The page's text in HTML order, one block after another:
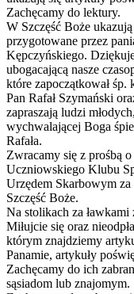
Zachęcamy do lektury.
W Szczęść Boże
przygotowane przez
Kępczyńskiego.
ubogacającą nasze
które zapoczątkował
Pan Rafał Szymański
zapraszają ludzi
wychwalającej Boga
Rafała.
Zwracamy się z prośbą
Uczniowskiego Klubu
Urzędem Skarbowym
Szczęść Boże.
Na stolikach za ławkami
Miłujcie się oraz
którym znajdziemy
Panamie, artykuły
Zachęcamy do ich
sąsiadom lub znajomym.